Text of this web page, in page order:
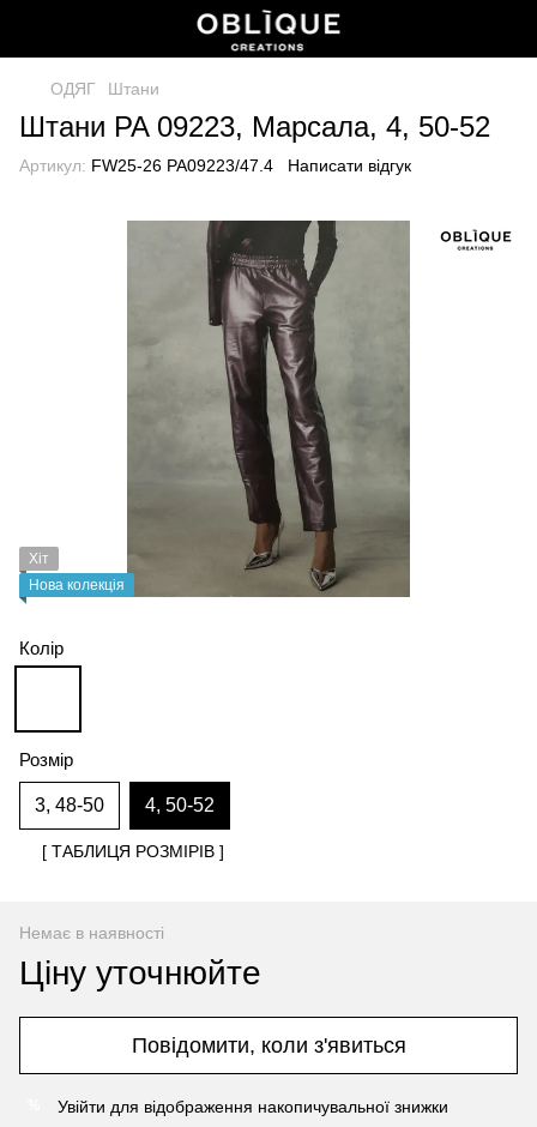
ОДЯГ Штани
Штани PA 09223, Марсала, 4, 50-52
Артикул: FW25-26 PA09223/47.4 Написати відгук
Хіт
Нова колекція
Колір
Розмір
3, 48-50 4, 50-52
[ ТАБЛИЦЯ РОЗМІРІВ ]
Немає в наявності
Ціну уточнюйте
Повідомити, коли з'явиться
Увійти для відображення накопичувальної знижки